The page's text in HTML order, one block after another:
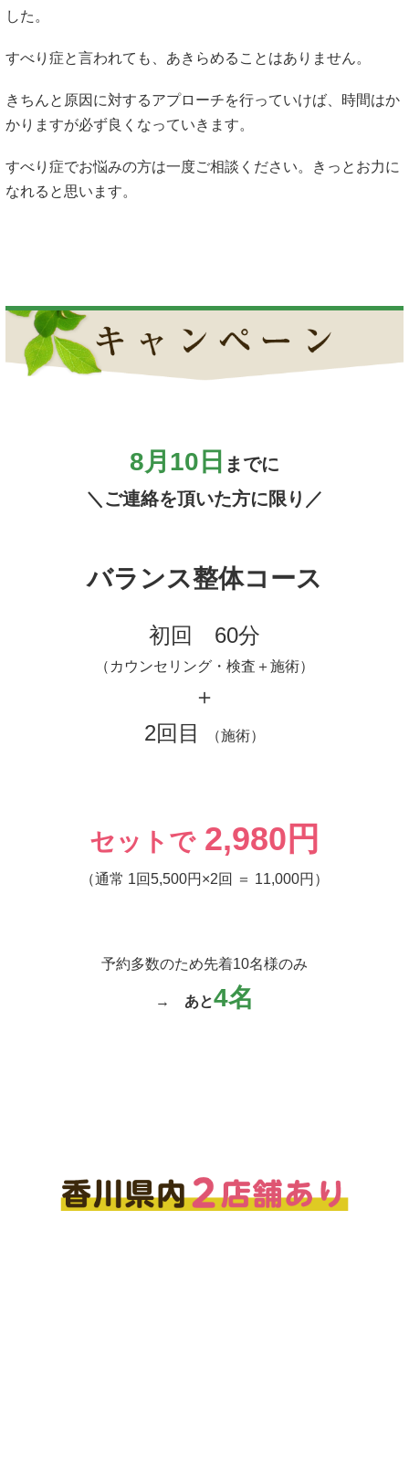
した。
すべり症と言われても、あきらめることはありません。
きちんと原因に対するアプローチを行っていけば、時間はか
かりますが必ず良くなっていきます。
すべり症でお悩みの方は一度ご相談ください。きっとお力に
なれると思います。
8月10 日 までに
＼ご連絡を頂いた方に限り／
バランス整体コース
初回 60分
（カウンセリング・検査＋施術）
＋
2回目
（施術）
セットで2,980円
（通常 1回5,500円×2回 ＝ 11,000円）
予約多数のため先着10名様のみ
→ あと4名